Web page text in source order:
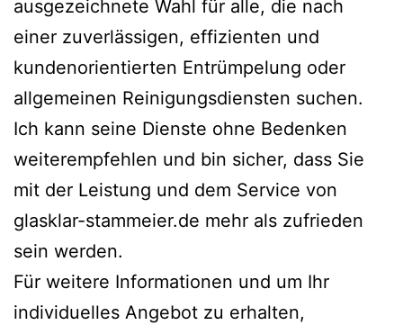
ausgezeichnete Wahl für alle, die nach
einer zuverlässigen, effizienten und
kundenorientierten Entrümpelung oder
allgemeinen Reinigungsdiensten suchen.
Ich kann seine Dienste ohne Bedenken
weiterempfehlen und bin sicher, dass Sie
mit der Leistung und dem Service von
glasklar-stammeier.de mehr als zufrieden
sein werden.
Für weitere Informationen und um Ihr
individuelles Angebot zu erhalten,